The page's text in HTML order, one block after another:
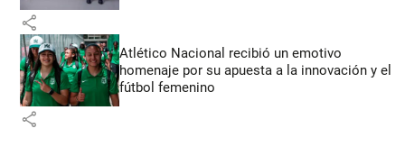
share
Atlético Nacional recibió un emotivo
homenaje por su apuesta a la innovación y el
fútbol femenino
share